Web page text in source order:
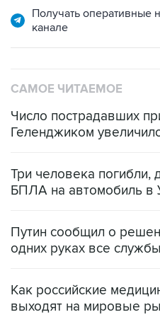
Получать оперативные
канале
САМОЕ ЧИТАЕМОЕ
Число пострадавших
Геленджиком
Три человека погибли,
БПЛА на автомобиль в
Путин сообщил о
одних руках все
Как российские
выходят на мировые